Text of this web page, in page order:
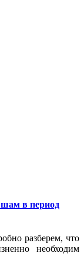
в период
разберем, что
необходим